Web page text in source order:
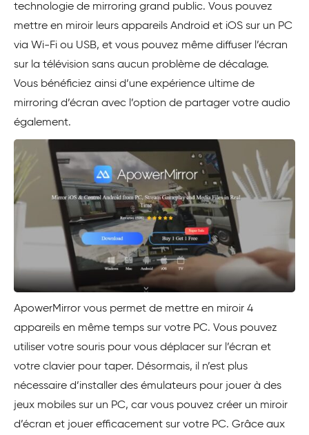
technologie de mirroring grand public. Vous pouvez
mettre en miroir leurs appareils Android et iOS sur un PC
via Wi-Fi ou USB, et vous pouvez même diffuser l’écran
sur la télévision sans aucun problème de décalage.
Vous bénéficiez ainsi d’une expérience ultime de
mirroring d’écran avec l’option de partager votre audio
également.
ApowerMirror vous permet de mettre en miroir 4
appareils en même temps sur votre PC. Vous pouvez
utiliser votre souris pour vous déplacer sur l’écran et
votre clavier pour taper. Désormais, il n’est plus
nécessaire d’installer des émulateurs pour jouer à des
jeux mobiles sur un PC, car vous pouvez créer un miroir
d’écran et jouer efficacement sur votre PC. Grâce aux